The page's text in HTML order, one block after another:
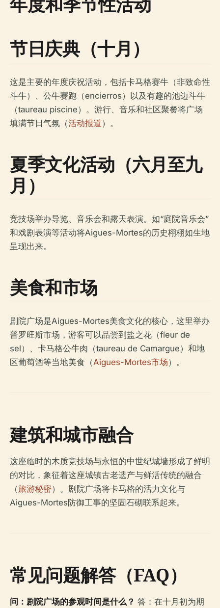
节日庆典（十月）
这是主要的年度庆祝活动，包括卡马格赛牛（非致命性
斗牛）、公牛赛跑（encierros）以及有趣的池边斗牛
（taureau piscine）。游行、音乐和社区聚餐将广场
填满节日气氛（活动报道）。
夏季文化活动（六月至九
月）
竞技场举办导览、音乐会和露天表演。如“庭院音乐会”
和戏剧表演等活动将Aigues-Mortes的历史栩栩如生地
呈现出来。
美食和市场
剧院广场是Aigues-Mortes美食文化的核心，这里举办
普罗旺斯市场，游客可以品尝到盐之花（fleur de
sel）、卡马格公牛肉（taureau de Camargue）和地
区葡萄酒等当地美食（Aigues-Mortes市场）。
建筑和城市融合
这座临时的木质竞技场与永恒的中世纪城墙形成了鲜明
的对比，象征着这座城镇古老遗产与鲜活传统的融合
（旅游秘密）。剧院广场将卡马格的活力文化与
Aigues-Mortes防御工事的坚固石砌联系起来。
常见问题解答（FAQ）
问：剧院广场的参观时间是什么？ 答：在十月初为期